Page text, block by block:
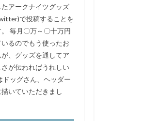
アークナイツグッズ
で投稿することを
毎月〇万～〇十万円
るのでもう使ったお
、グッズを通してア
が伝わればうれしい
ドッグさん、ヘッダー
いていただきまし